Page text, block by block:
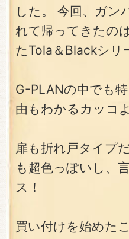
した。 今回、ガン
れて帰ってきたの
たTola＆Blackシリ
G-PLANの中でも
由もわかるカッコ
扉も折れ戸タイプ
も超色っぽいし、
ス！
買い付けを始めた